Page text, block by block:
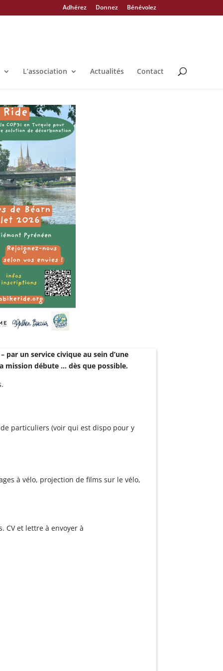
Adhérez Donnez Bénévolez
L’association Actualités Contact
par un service civique au sein d’une
mission débute … dès que possible.
particuliers (voir qui est dispo pour y
à vélo, projection de films sur le vélo,
CV et lettre à envoyer à